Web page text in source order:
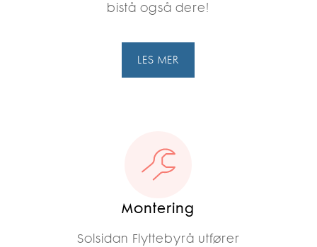
bistå også dere!
LES MER
Montering
Solsidan Flyttebyrå utfører